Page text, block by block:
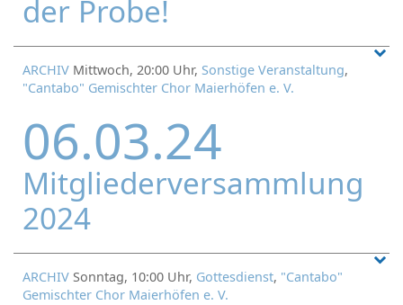
der Probe!
ARCHIV Mittwoch, 20:00 Uhr, Sonstige Veranstaltung,
"Cantabo" Gemischter Chor Maierhöfen e. V.
06.03.24
Mitgliederversammlung
2024
ARCHIV Sonntag, 10:00 Uhr, Gottesdienst, "Cantabo"
Gemischter Chor Maierhöfen e. V.